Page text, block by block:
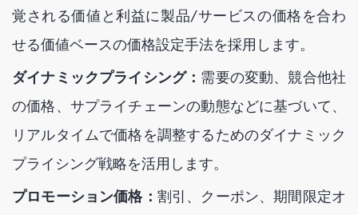
覚される価値と利益に製品/サービスの価格を合わ
せる価値ベースの価格設定手法を採用します。
ダイナミックプライシング： 需要の変動、競合他社
の価格、サプライチェーンの動態などに基づいて、
リアルタイムで価格を調整するためのダイナミック
プライシング戦略を活用します。
プロモーション価格： 割引、クーポン、期間限定オ